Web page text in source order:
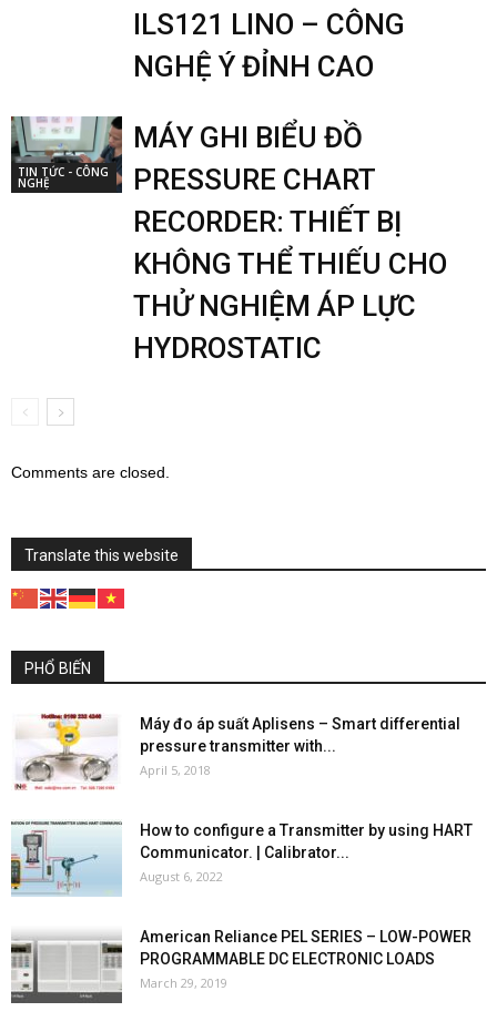
ILS121 LINO – CÔNG
NGHỆ Ý ĐỈNH CAO
TIN TỨC - CÔNG
NGHỆ
MÁY GHI BIỂU ĐỒ
PRESSURE CHART
RECORDER: THIẾT BỊ
KHÔNG THỂ THIẾU CHO
THỬ NGHIỆM ÁP LỰC
HYDROSTATIC
Comments are closed.
Translate this website
PHỔ BIẾN
Máy đo áp suất Aplisens – Smart differential
pressure transmitter with...
April 5, 2018
How to configure a Transmitter by using HART
Communicator. | Calibrator...
August 6, 2022
American Reliance PEL SERIES – LOW-POWER
PROGRAMMABLE DC ELECTRONIC LOADS
March 29, 2019